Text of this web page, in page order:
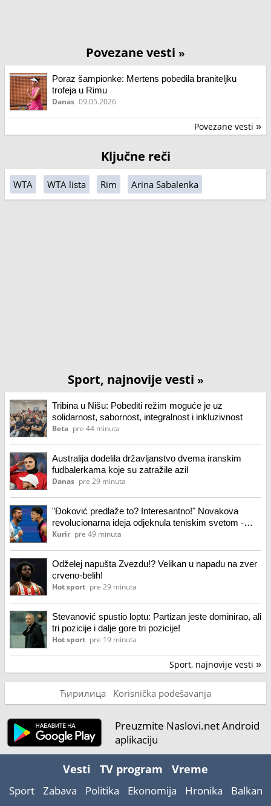
Povezane vesti »
Poraz šampionke: Mertens pobedila braniteljku
trofeja u Rimu
Danas 09.05.2026
Povezane vesti »
Ključne reči
WTA WTA lista Rim Arina Sabalenka
Sport, najnovije vesti »
Tribina u Nišu: Pobediti režim moguće je uz
solidarnost, sabornost, integralnost i inkluzivnost
Beta pre 44 minuta
Australija dodelila državljanstvo dvema iranskim
fudbalerkama koje su zatražile azil
Danas pre 29 minuta
"Đoković predlaže to? Interesantno!" Novakova
revolucionarna ideja odjeknula teniskim svetom -
stigla reakcija iz Amerike!
Kurir pre 49 minuta
Odželej napušta Zvezdu!? Velikan u napadu na zver
crveno-belih!
Hot sport pre 29 minuta
Stevanović spustio loptu: Partizan jeste dominirao, ali
tri pozicije i dalje gore tri pozicije!
Hot sport pre 19 minuta
Sport, najnovije vesti »
Ћирилица Korisnička podešavanja
Preuzmite Naslovi.net Android
aplikaciju
Vesti TV program Vreme
Sport Zabava Politika Ekonomija Hronika
Balkan